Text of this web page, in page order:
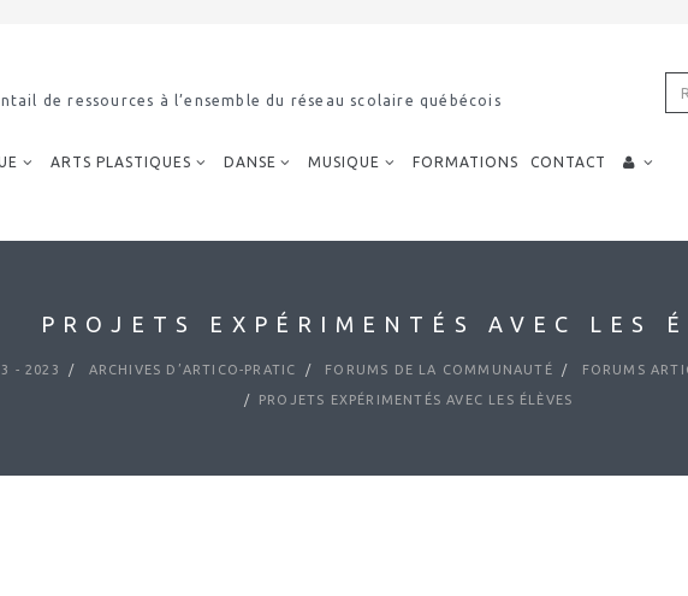
de ressources à l’ensemble du réseau scolaire québécois
ARTS PLASTIQUES DANSE MUSIQUE FORMATIONS CONTACT
PROJETS EXPÉRIMENTÉS AVEC LES
3 - 2023 ARCHIVES D’ARTICO-PRATIC FORUMS DE LA COMMUNAUTÉ FORUMS
PROJETS EXPÉRIMENTÉS AVEC LES ÉLÈVES